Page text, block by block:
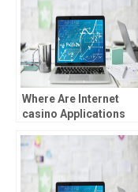
betting sense
Where Are Internet
casino Applications
america?